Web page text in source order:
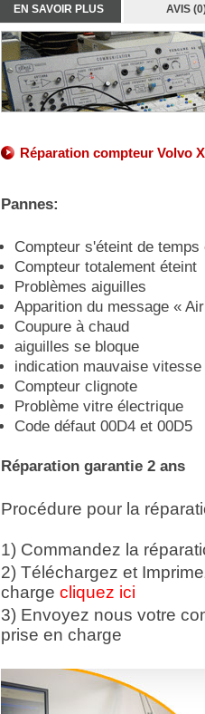
EN SAVOIR PLUS AVIS
Réparation compteur Volvo
Pannes:
Compteur s'éteint de temps
Compteur totalement éteint
Problèmes aiguilles
Apparition du message «
Coupure à chaud
aiguilles se bloque
indication mauvaise vitesse
Compteur clignote
Problème vitre électrique
Code défaut 00D4 et 00D5
Réparation garantie 2 ans
Procédure pour la
1) Commandez la
2) Téléchargez et
charge cliquez ici
3) Envoyez nous votre
prise en charge